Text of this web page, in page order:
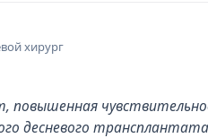
хирург
повышенная
десневого